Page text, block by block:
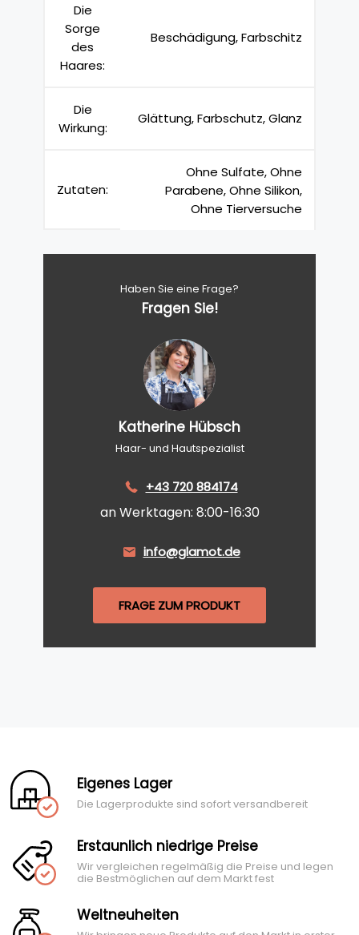
Die
Sorge
des
Haares:
Beschädigung, Farbschitz
Die
Wirkung:
Glättung, Farbschutz, Glanz
Zutaten:
Ohne Sulfate, Ohne
Parabene, Ohne Silikon,
Ohne Tierversuche
Haben Sie eine Frage?
Fragen Sie!
Katherine Hübsch
Haar- und Hautspezialist
+43 720 884174
an Werktagen: 8:00-16:30
info@glamot.de
FRAGE ZUM PRODUKT
Eigenes Lager
Die Lagerprodukte sind sofort versandbereit
Erstaunlich niedrige Preise
Wir vergleichen regelmäßig die Preise und legen
die Bestmöglichen auf dem Markt fest
Weltneuheiten